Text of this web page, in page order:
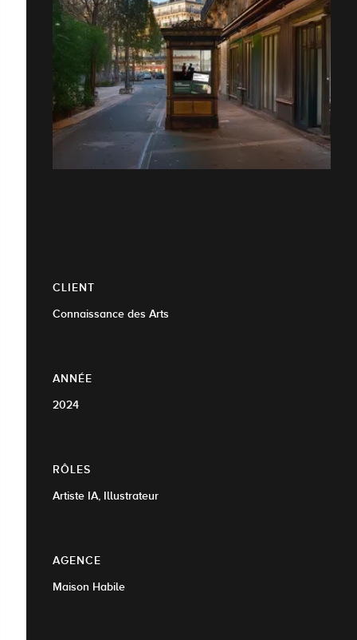
CLIENT
Connaissance des Arts
ANNÉE
2024
RÔLES
Artiste IA, Illustrateur
AGENCE
Maison Habile